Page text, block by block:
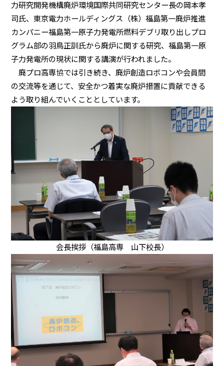
力研究開発機構廃炉環境国際共同研究センター長の岡本孝
司氏、東京電力ホールディングス（株）福島第一廃炉推進
カンパニー福島第一原子力発電所燃料デブリ取り出しプロ
グラム部の羽鳥正訓氏から廃炉に関する研究、福島第一原
子力発電所の現状に関する講演が行われました。
廃プロ高専協では引き続き、廃炉創造ロボコンや会員間
の交流等を通じて、安全かつ着実な廃炉措置に貢献できる
よう取り組んでいくこととしています。
会長挨拶（福島高専 山下校長）